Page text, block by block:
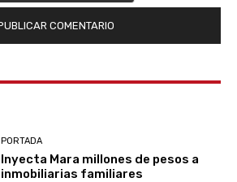
PORTADA
Inyecta Mara millones de pesos a
inmobiliarias familiares